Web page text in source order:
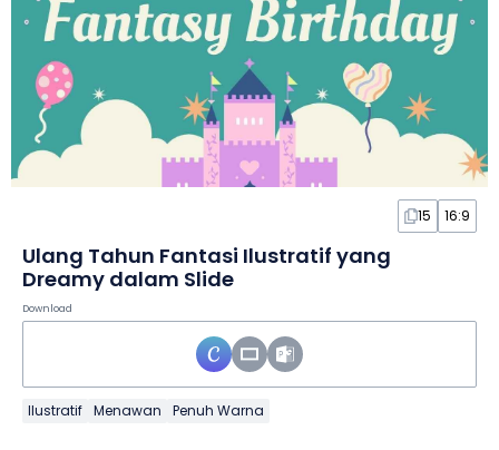
15 16:9
Ulang Tahun Fantasi Ilustratif yang
Dreamy dalam Slide
Download
Ilustratif Menawan Penuh Warna